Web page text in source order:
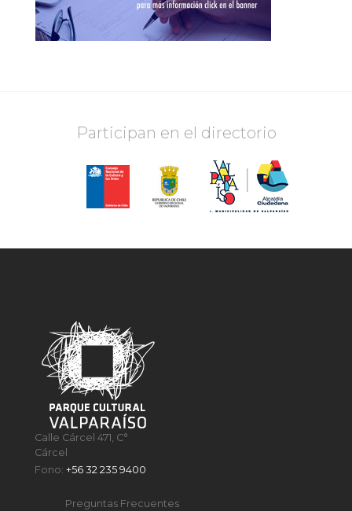
Participan en el directorio
Calle Cárcel 471, C°
Cárcel
Fono:+56 32 235 9400
Preguntas Frecuentes